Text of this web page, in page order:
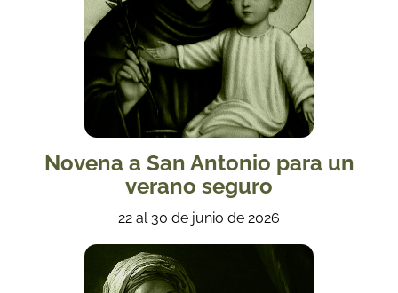
Novena a San Antonio para un
verano seguro
22 al 30 de junio de 2026